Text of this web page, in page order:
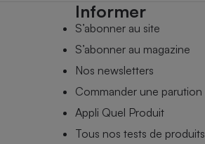
Informer
S’abonner au site
S’abonner au magazine
Nos newsletters
Commander une parution
Appli Quel Produit
Tous nos tests de produits